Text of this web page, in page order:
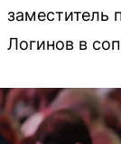
заместитель
Логинов в